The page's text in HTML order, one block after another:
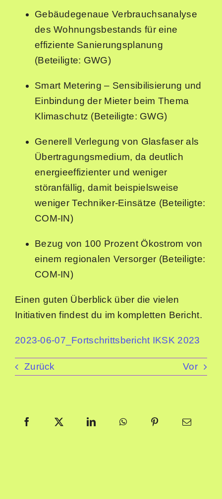
Gebäudegenaue Verbrauchsanalyse
des Wohnungsbestands für eine
effiziente Sanierungsplanung
(Beteiligte: GWG)
Smart Metering– Sensibilisierung und
Einbindung der Mieter beim Thema
Klimaschutz (Beteiligte: GWG)
Generell Verlegung von Glasfaser als
Übertragungsmedium, da deutlich
energieeffizienter und weniger
störanfällig, damit beispielsweise
weniger Techniker-Einsätze (Beteiligte:
COM-IN)
Bezug von 100 Prozent Ökostrom von
einem regionalen Versorger (Beteiligte:
COM-IN)
Einen guten Überblick über die vielen
Initiativen findest du im kompletten Bericht.
2023-06-07_Fortschrittsbericht IKSK 2023
Zurück Vor